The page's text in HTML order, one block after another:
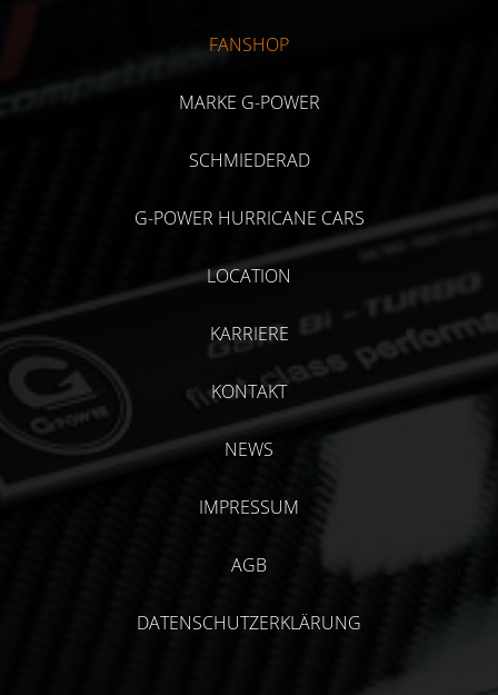
FANSHOP
MARKE G-POWER
SCHMIEDERAD
G-POWER HURRICANE CARS
LOCATION
KARRIERE
KONTAKT
NEWS
IMPRESSUM
AGB
DATENSCHUTZERKLÄRUNG